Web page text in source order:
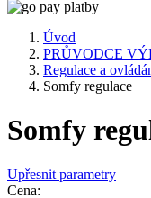
Úvod
PRŮVODCE
Regulace a
Somfy regulace
Somfy
Upřesnit parametry
Cena: